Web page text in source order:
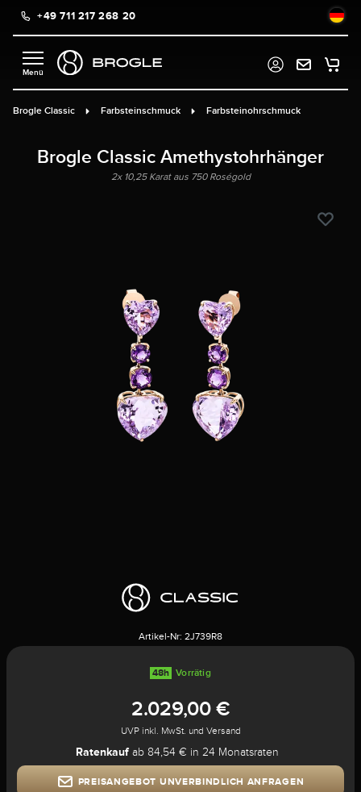
springen
+49 711 217 268 20
Brogle Classic Farbsteinschmuck Farbsteinohrschmuck
Brogle Classic Amethystohrhänger
2x 10,25 Karat aus 750 Roségold
Artikel-Nr: 2J739R8
48h Vorrätig
2.029,00 €
UVP inkl. MwSt. und Versand
Ratenkauf ab 84,54 € in 24 Monatsraten
PREISANGEBOT UNVERBINDLICH ANFRAGEN